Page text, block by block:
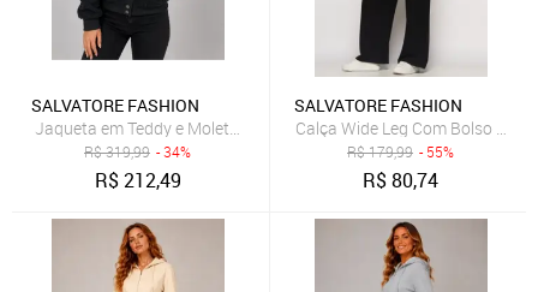
SALVATORE FASHION
Jaqueta em Teddy e Moletom Premium Salvatore Preto
R$319,99 - 34%
R$212,49
SALVATORE FASHION
Calça Wide Leg Com Bolso
R$179,99 - 55%
R$80,74